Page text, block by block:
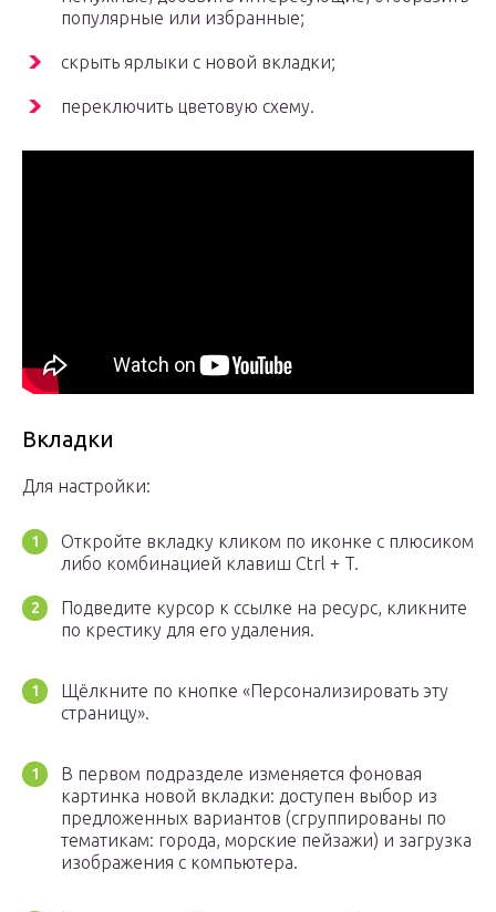
популярные или избранные;
скрыть ярлыки с новой вкладки;
переключить цветовую схему.
Вкладки
Для настройки:
Откройте вкладку кликом по иконке с плюсиком
либо комбинацией клавиш Ctrl + T.
Подведите курсор к ссылке на ресурс, кликните
по крестику для его удаления.
Щёлкните по кнопке «Персонализировать эту
страницу».
В первом подразделе изменяется фоновая
картинка новой вкладки: доступен выбор из
предложенных вариантов (сгруппированы по
тематикам: города, морские пейзажи) и загрузка
изображения с компьютера.